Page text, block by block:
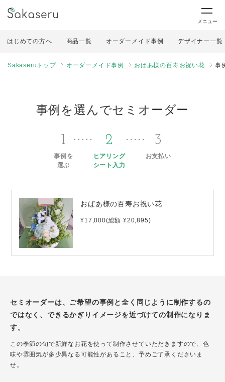
メニュー
はじめての方へ 商品一覧 オーダーメイド事例 デザイナー一覧
Sakaseruトップ オーダーメイド事例 おばあ様の百寿お祝い花 事
事例を選んでセミオーダー
1
事例を
選ぶ
2
ヒアリング
シート入力
3
お支払い
おばあ様の百寿お祝い花
¥17,000(総額 ¥20,895)
セミオーダーは、ご希望の事例と全く同じように制作するの
ではなく、できるかぎりイメージを近づけての制作になりま
す。
この季節の旬で新鮮なお花を使って制作させていただきますので、色
味や雰囲気が多少異なる可能性があること、予めご了承くださいま
せ。